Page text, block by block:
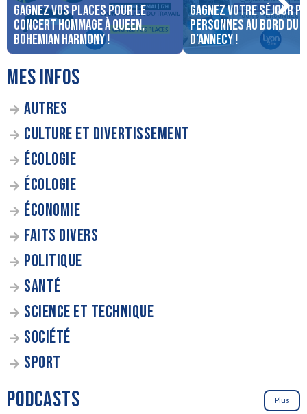
Gagnez vos places pour le
concert Hommage à Queen,
Bohemian Harmony !
Gagnez votre séjour
personnes au bord du
d’Annecy !
MES INFOS
AUTRES
CULTURE ET DIVERTISSEMENT
ÉCOLOGIE
ÉCOLOGIE
ÉCONOMIE
FAITS DIVERS
POLITIQUE
SANTÉ
SCIENCE ET TECHNIQUE
SOCIÉTÉ
SPORT
PODCASTS Plus